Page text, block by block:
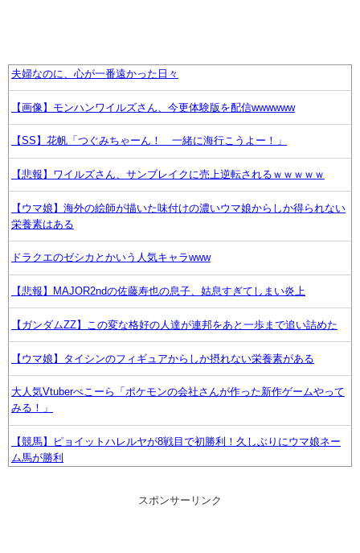
夫婦なのに、心が一番遠かった日々
【画像】モンハンワイルズさん、今更体験版を配信wwwwww
【SS】花帆「つぐみちゃーん！ 一緒に海行こうよー！」
【悲報】ワイルズさん、サンブレイクに売上逆転されるｗｗｗｗｗ
【ウマ娘】海外の絵師が描いた味付けの濃いウマ娘からしか得られない
栄養素はある
ドラクエのゼシカとかいう人気キャラwww
【悲報】MAJOR2ndの佐藤寿也の息子、姑息すぎてしまい炎上
【ガンダムZZ】この変な格好の人達が連邦をあと一歩まで追い詰めた
【ウマ娘】タイシンのフィギュアからしか摂れない栄養素がある
大人気Vtuberぺこーら「ポケモンの会社さんが作った新作ゲームやって
みる！」
【競馬】ピョイットハレルヤが8戦目で初勝利！久しぶりにウマ娘ネー
ム馬が勝利
スポンサーリンク